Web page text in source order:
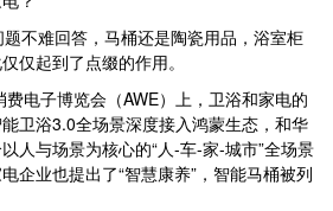
不难回答，马桶还是陶瓷用品，浴室柜
仅起到了点缀的作用。
电子博览会（AWE）上，卫浴和家电的
卫浴3.0全场景深度接入鸿蒙生态，和华
人与场景为核心的“人-车-家-城市”全场景
企业也提出了“智慧康养”，智能马桶被列